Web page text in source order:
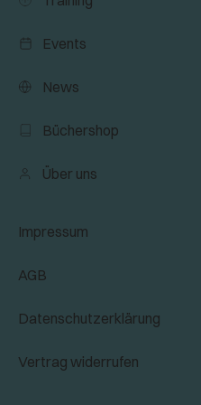
Events
News
Büchershop
Über uns
Impressum
AGB
Datenschutzerklärung
Vertrag widerrufen